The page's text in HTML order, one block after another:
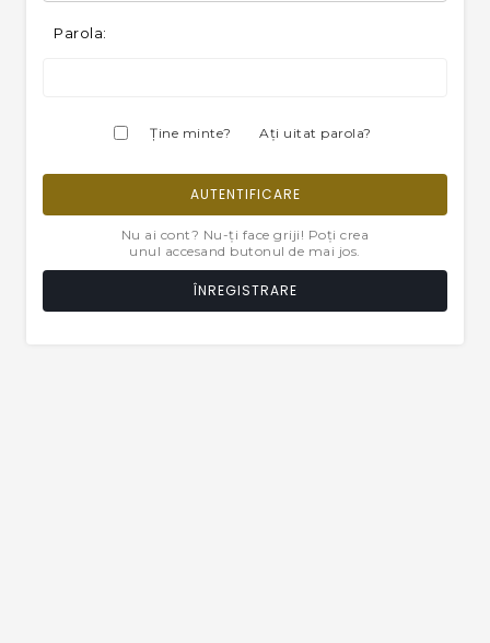
Parola:
Ţine minte? Aţi uitat parola?
AUTENTIFICARE
Nu ai cont? Nu-ți face griji! Poți crea
unul accesand butonul de mai jos.
ÎNREGISTRARE